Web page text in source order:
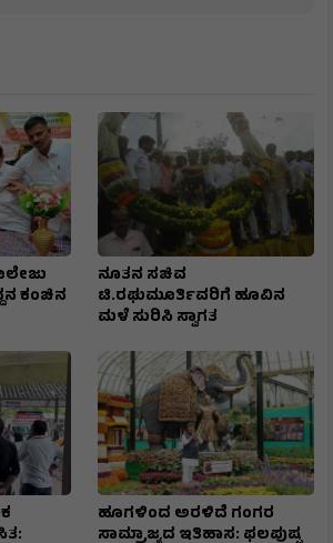
ಕಂಚಿನ
ನೂತನ ಸಚಿವ
ಟಿ.ರಘುಮೂರ್ತಿವರಿಗೆ ಹೂವಿನ
ಮಳೆ ಸುರಿಸಿ ಸ್ವಾಗತ
ಹೂಗಳಿಂದ ಅರಳಿದೆ ಗಂಗರ
ಸಾಮ್ರಾಜ್ಯದ ಇತಿಹಾಸ: ಫಲಪುಷ್ಪ